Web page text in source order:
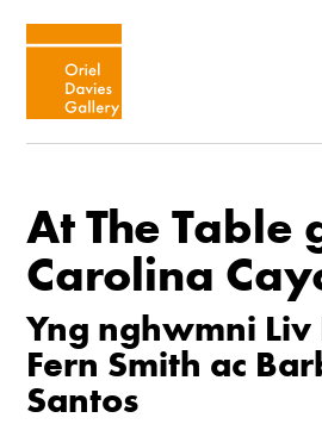
At The Table
Carolina
Yng nghwmni Liv
Fern Smith ac
Santos